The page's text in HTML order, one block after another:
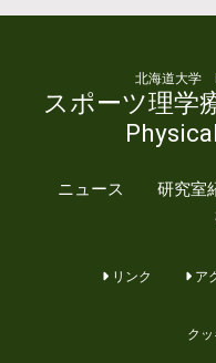
北海道大
スポーツ理学
ニュース 研究室
リンク ア
ク